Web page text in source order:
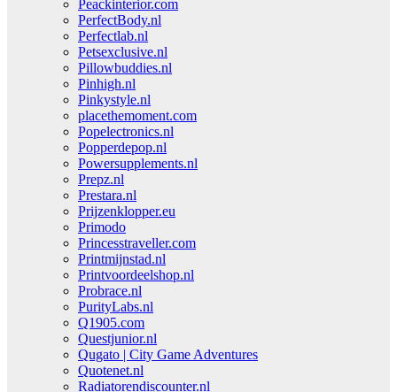
Peackinterior.com
PerfectBody.nl
Perfectlab.nl
Petsexclusive.nl
Pillowbuddies.nl
Pinhigh.nl
Pinkystyle.nl
placethemoment.com
Popelectronics.nl
Popperdepop.nl
Powersupplements.nl
Prepz.nl
Prestara.nl
Prijzenklopper.eu
Primodo
Princesstraveller.com
Printmijnstad.nl
Printvoordeelshop.nl
Probrace.nl
PurityLabs.nl
Q1905.com
Questjunior.nl
Qugato | City Game Adventures
Quotenet.nl
Radiatorendiscounter.nl